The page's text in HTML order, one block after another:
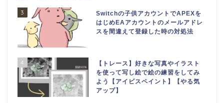
3
Switchの子供アカウントでAPEXを
はじめEAアカウントのメールアドレ
スを間違えて登録した時の対処法
4
【トレース】好きな写真やイラスト
を使って写し絵で絵の練習をしてみ
よう【アイビスペイント】【やる気
アップ】